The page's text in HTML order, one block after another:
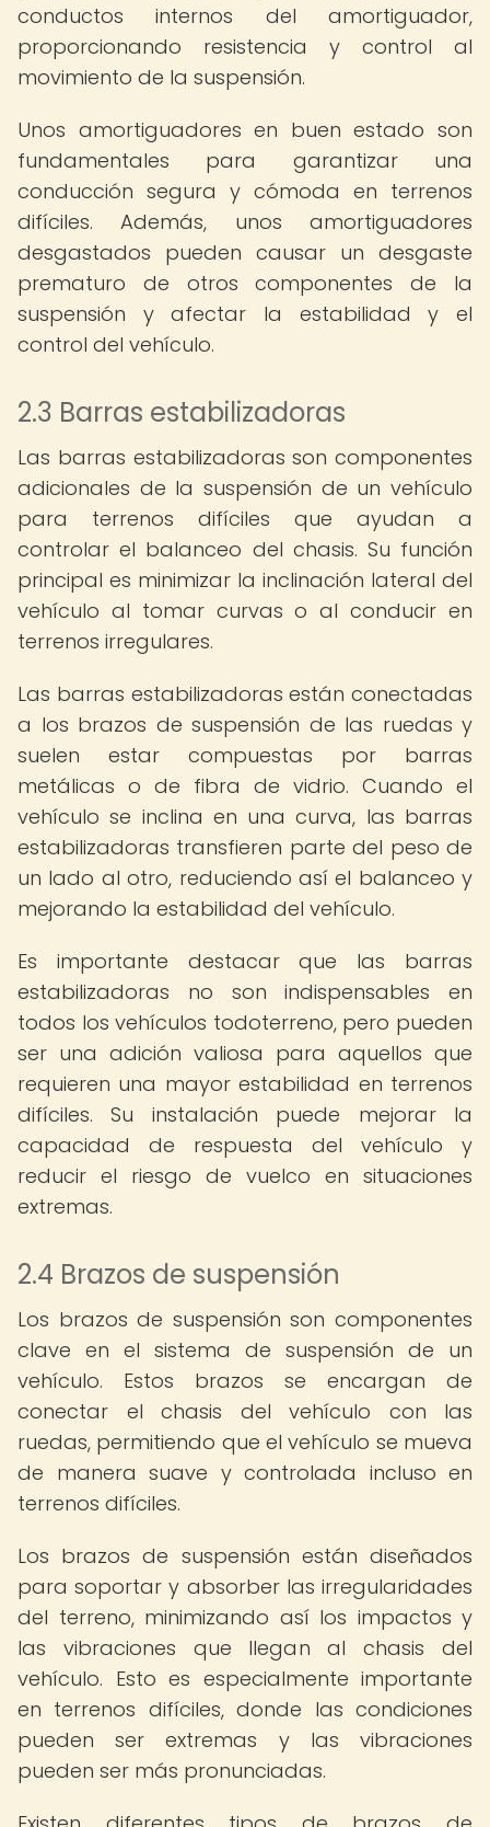
conductos internos del amortiguador,
proporcionando resistencia y control al
movimiento de la suspensión.
Unos amortiguadores en buen estado son
fundamentales para garantizar una
conducción segura y cómoda en terrenos
difíciles. Además, unos amortiguadores
desgastados pueden causar un desgaste
prematuro de otros componentes de la
suspensión y afectar la estabilidad y el
control del vehículo.
2.3 Barras estabilizadoras
Las barras estabilizadoras son componentes
adicionales de la suspensión de un vehículo
para terrenos difíciles que ayudan a
controlar el balanceo del chasis. Su función
principal es minimizar la inclinación lateral del
vehículo al tomar curvas o al conducir en
terrenos irregulares.
Las barras estabilizadoras están conectadas
a los brazos de suspensión de las ruedas y
suelen estar compuestas por barras
metálicas o de fibra de vidrio. Cuando el
vehículo se inclina en una curva, las barras
estabilizadoras transfieren parte del peso de
un lado al otro, reduciendo así el balanceo y
mejorando la estabilidad del vehículo.
Es importante destacar que las barras
estabilizadoras no son indispensables en
todos los vehículos todoterreno, pero pueden
ser una adición valiosa para aquellos que
requieren una mayor estabilidad en terrenos
difíciles. Su instalación puede mejorar la
capacidad de respuesta del vehículo y
reducir el riesgo de vuelco en situaciones
extremas.
2.4 Brazos de suspensión
Los brazos de suspensión son componentes
clave en el sistema de suspensión de un
vehículo. Estos brazos se encargan de
conectar el chasis del vehículo con las
ruedas, permitiendo que el vehículo se mueva
de manera suave y controlada incluso en
terrenos difíciles.
Los brazos de suspensión están diseñados
para soportar y absorber las irregularidades
del terreno, minimizando así los impactos y
las vibraciones que llegan al chasis del
vehículo. Esto es especialmente importante
en terrenos difíciles, donde las condiciones
pueden ser extremas y las vibraciones
pueden ser más pronunciadas.